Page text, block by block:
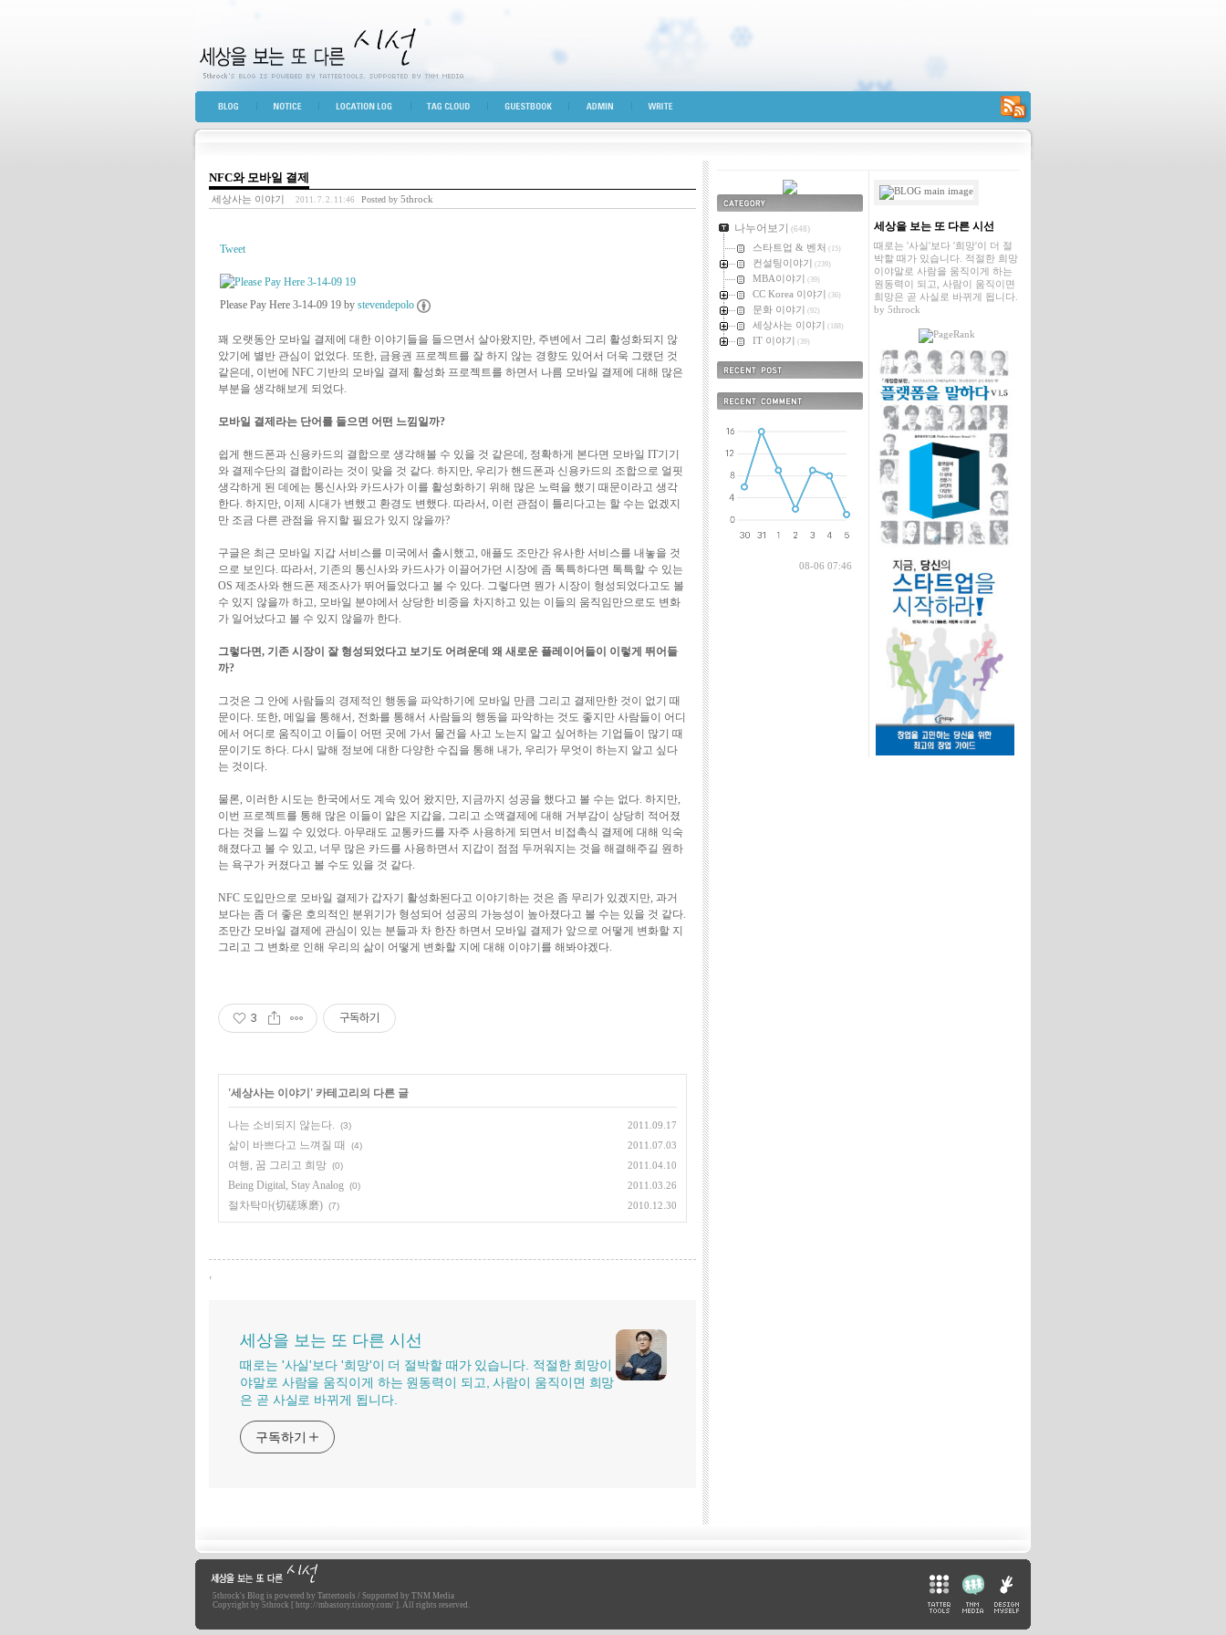
세상을 보는 또 다른 시선
BLOG TOP NOTICE LOCATION LOG TAG CLOUD GUESTBOOK ADMIN WRITE RSS
NFC와 모바일 결제
세상사는 이야기 2011. 7. 2. 11:46 Posted by 5throck
Tweet
Please Pay Here 3-14-09 19 by stevendepolo
꽤 오랫동안 모바일 결제에 대한 이야기들을 들으면서 살아왔지만, 주변에서 그리 활성화되지 않
았기에 별반 관심이 없었다. 또한, 금융권 프로젝트를 잘 하지 않는 경향도 있어서 더욱 그랬던 것
같은데, 이번에 NFC 기반의 모바일 결제 활성화 프로젝트를 하면서 나름 모바일 결제에 대해 많은
부분을 생각해보게 되었다.
모바일 결제라는 단어를 들으면 어떤 느낌일까?
쉽게 핸드폰과 신용카드의 결합으로 생각해볼 수 있을 것 같은데, 정확하게 본다면 모바일 IT기기
와 결제수단의 결합이라는 것이 맞을 것 같다. 하지만, 우리가 핸드폰과 신용카드의 조합으로 얼핏
생각하게 된 데에는 통신사와 카드사가 이를 활성화하기 위해 많은 노력을 했기 때문이라고 생각
한다. 하지만, 이제 시대가 변했고 환경도 변했다. 따라서, 이런 관점이 틀리다고는 할 수는 없겠지
만 조금 다른 관점을 유지할 필요가 있지 않을까?
구글은 최근 모바일 지갑 서비스를 미국에서 출시했고, 애플도 조만간 유사한 서비스를 내놓을 것
으로 보인다. 따라서, 기존의 통신사와 카드사가 이끌어가던 시장에 좀 톡특하다면 톡특할 수 있는
OS 제조사와 핸드폰 제조사가 뛰어들었다고 볼 수 있다. 그렇다면 뭔가 시장이 형성되었다고도 볼
수 있지 않을까 하고, 모바일 분야에서 상당한 비중을 차지하고 있는 이들의 움직임만으로도 변화
가 일어났다고 볼 수 있지 않을까 한다.
그렇다면, 기존 시장이 잘 형성되었다고 보기도 어려운데 왜 새로운 플레이어들이 이렇게 뛰어들
까?
그것은 그 안에 사람들의 경제적인 행동을 파악하기에 모바일 만큼 그리고 결제만한 것이 없기 때
문이다. 또한, 메일을 통해서, 전화를 통해서 사람들의 행동을 파악하는 것도 좋지만 사람들이 어디
에서 어디로 움직이고 이들이 어떤 곳에 가서 물건을 사고 노는지 알고 싶어하는 기업들이 많기 때
문이기도 하다. 다시 말해 정보에 대한 다양한 수집을 통해 내가, 우리가 무엇이 하는지 알고 싶다
는 것이다.
물론, 이러한 시도는 한국에서도 계속 있어 왔지만, 지금까지 성공을 했다고 볼 수는 없다. 하지만,
이번 프로젝트를 통해 많은 이들이 얇은 지갑을, 그리고 소액결제에 대해 거부감이 상당히 적어졌
다는 것을 느낄 수 있었다. 아무래도 교통카드를 자주 사용하게 되면서 비접촉식 결제에 대해 익숙
해졌다고 볼 수 있고, 너무 많은 카드를 사용하면서 지갑이 점점 두꺼워지는 것을 해결해주길 원하
는 욕구가 커졌다고 볼 수도 있을 것 같다.
NFC 도입만으로 모바일 결제가 갑자기 활성화된다고 이야기하는 것은 좀 무리가 있겠지만, 과거
보다는 좀 더 좋은 호의적인 분위기가 형성되어 성공의 가능성이 높아졌다고 볼 수는 있을 것 같다.
조만간 모바일 결제에 관심이 있는 분들과 차 한잔 하면서 모바일 결제가 앞으로 어떻게 변화할 지
그리고 그 변화로 인해 우리의 삶이 어떻게 변화할 지에 대해 이야기를 해봐야겠다.
3 구독하기
'세상사는 이야기 ' 카테고리의 다른 글
나는 소비되지 않는다. (3) 2011.09.17
삶이 바쁘다고 느껴질 때 (4) 2011.07.03
여행, 꿈 그리고 희망 (0) 2011.04.10
Being Digital, Stay Analog (0) 2011.03.26
절차탁마(切磋琢磨) (7) 2010.12.30
,
세상을 보는 또 다른 시선
때로는 '사실'보다 '희망'이 더 절박할 때가 있습니다. 적절한 희망이
야말로 사람을 움직이게 하는 원동력이 되고, 사람이 움직이면 희망
은 곧 사실로 바뀌게 됩니다.
구독하기
카테고리
나누어보기 (648)
스타트업 & 벤처 (15)
컨설팅이야기 (239)
MBA이야기 (39)
CC Korea 이야기 (36)
문화 이야기 (92)
세상사는 이야기 (188)
IT 이야기 (39)
08-06 07:46
세상을 보는 또 다른 시선
때로는 '사실'보다 '희망'이 더 절
박할 때가 있습니다. 적절한 희망
이야말로 사람을 움직이게 하는
원동력이 되고, 사람이 움직이면
희망은 곧 사실로 바뀌게 됩니다.
by 5throck
세상을 보는 또 다른 시선
5throck's Blog is powered by Tattertools / Supported by TNM Media
Copyright by 5throck [ http://mbastory.tistory.com/ ]. All rights reserved.